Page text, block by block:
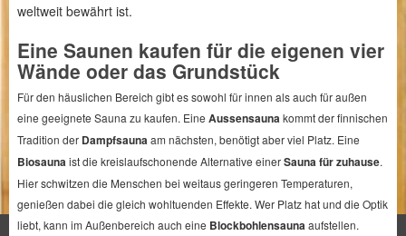
weltweit bewährt ist.
Eine Saunen kaufen für die eigenen vier
Wände oder das Grundstück
Für den häuslichen Bereich gibt es sowohl für innen als auch für außen
eine geeignete Sauna zu kaufen. Eine Aussensauna kommt der finnischen
Tradition der Dampfsauna am nächsten, benötigt aber viel Platz. Eine
Biosauna ist die kreislaufschonende Alternative einerSauna für zuhause.
Hier schwitzen die Menschen bei weitaus geringeren Temperaturen,
genießen dabei die gleich wohltuenden Effekte. Wer Platz hat und die Optik
liebt, kann im Außenbereich auch eine Blockbohlensauna aufstellen.